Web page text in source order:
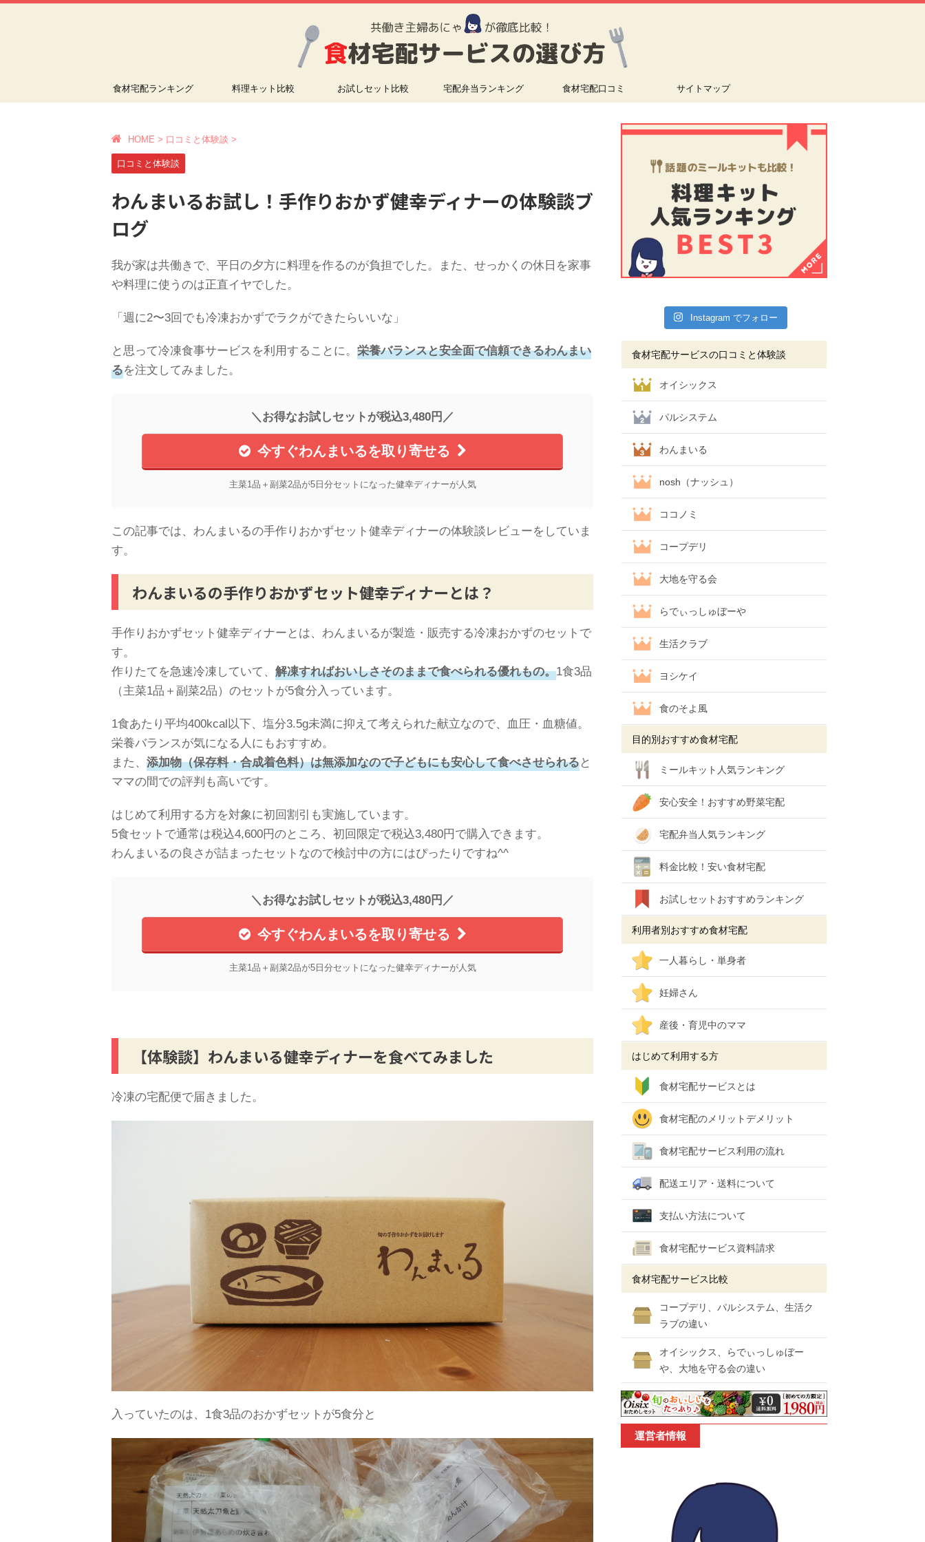
食材宅配ランキング 料理キット比較 お試しセット比較 宅配弁当ランキング 食材宅配口コミ サイトマップ
HOME > 口コミと体験談 >
口コミと体験談
わんまいるお試し！手作りおかず健幸ディナーの体験談ブ
ログ
我が家は共働きで、平日の夕方に料理を作るのが負担でした。また、せっかくの休日を家事
や料理に使うのは正直イヤでした。
「週に2〜3回でも冷凍おかずでラクができたらいいな」
と思って冷凍食事サービスを利用することに。 栄養バランスと安全面で信頼できるわんまい
るを注文してみました。
＼お得なお試しセットが税込3,480円／
今すぐわんまいるを取り寄せる
主菜1品＋副菜2品が5日分セットになった健幸ディナーが人気
この記事では、わんまいるの手作りおかずセット健幸ディナーの体験談レビューをしていま
す。
わんまいるの手作りおかずセット健幸ディナーとは？
手作りおかずセット健幸ディナーとは、わんまいるが製造・販売する冷凍おかずのセットで
す。
作りたてを急速冷凍していて、 解凍すればおいしさそのままで食べられる優れもの。1食3品
（主菜1品＋副菜2品）のセットが5食分入っています。
1食あたり平均400kcal以下、塩分3.5g未満に抑えて考えられた献立なので、血圧・血糖値。
栄養バランスが気になる人にもおすすめ。
また、 添加物（保存料・合成着色料）は無添加なので子どもにも安心して食べさせられると
ママの間での評判も高いです。
はじめて利用する方を対象に初回割引も実施しています。
5食セットで通常は税込4,600円のところ、初回限定で税込3,480円で購入できます。
わんまいるの良さが詰まったセットなので検討中の方にはぴったりですね^^
＼お得なお試しセットが税込3,480円／
今すぐわんまいるを取り寄せる
主菜1品＋副菜2品が5日分セットになった健幸ディナーが人気
【体験談】わんまいる健幸ディナーを食べてみました
冷凍の宅配便で届きました。
入っていたのは、1食3品のおかずセットが5食分と
Instagram でフォロー
食材宅配サービスの口コミと体験談
オイシックス
パルシステム
わんまいる
nosh（ナッシュ）
ココノミ
コープデリ
大地を守る会
らでぃっしゅぼーや
生活クラブ
ヨシケイ
食のそよ風
目的別おすすめ食材宅配
ミールキット人気ランキング
安心安全！おすすめ野菜宅配
宅配弁当人気ランキング
料金比較！安い食材宅配
お試しセットおすすめランキング
利用者別おすすめ食材宅配
一人暮らし・単身者
妊婦さん
産後・育児中のママ
はじめて利用する方
食材宅配サービスとは
食材宅配のメリットデメリット
食材宅配サービス利用の流れ
配送エリア・送料について
支払い方法について
食材宅配サービス資料請求
食材宅配サービス比較
コープデリ、パルシステム、生活ク
ラブの違い
オイシックス、らでぃっしゅぼー
や、大地を守る会の違い
運営者情報